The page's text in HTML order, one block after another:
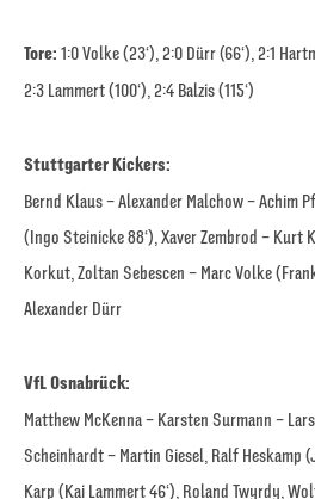
Tore: 1:0 Volke (23‘), 2:0 Dürr (66‘), 2:1
2:3 Lammert (100‘), 2:4 Balzis (115‘)
Stuttgarter Kickers:
Bernd Klaus – Alexander Malchow – Achim
(Ingo Steinicke 88‘), Xaver Zembrod – Kurt
Korkut, Zoltan Sebescen – Marc Volke
Alexander Dürr
VfL Osnabrück:
Matthew McKenna – Karsten Surmann –
Scheinhardt – Martin Giesel, Ralf Heskamp
Karp (Kai Lammert 46‘), Roland Twyrdy,